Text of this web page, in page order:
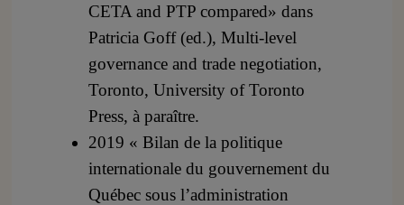
CETA and PTP compared» dans
Patricia Goff (ed.), Multi-level
governance and trade negotiation,
Toronto, University of Toronto
Press, à paraître.
2019 « Bilan de la politique
internationale du gouvernement du
Québec sous l’administration